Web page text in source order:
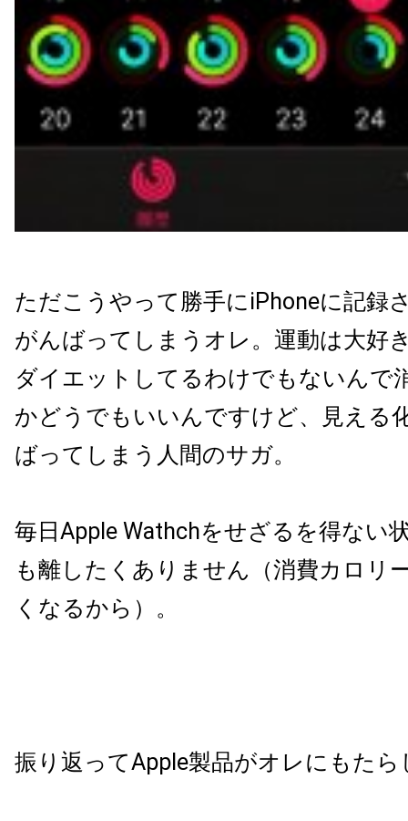
ただこうやって勝手にiPhoneに記録
がんばってしまうオレ。運動は大好
ダイエットしてるわけでもないんで
かどうでもいいんですけど、見える
ばってしまう人間のサガ。
毎日Apple Wathchをせざるを得ない
も離したくありません（消費カロリ
くなるから）。
振り返ってApple製品がオレにもたら